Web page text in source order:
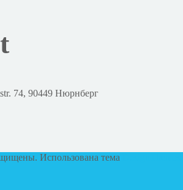
74, 90449 Нюрнберг
Использована тема